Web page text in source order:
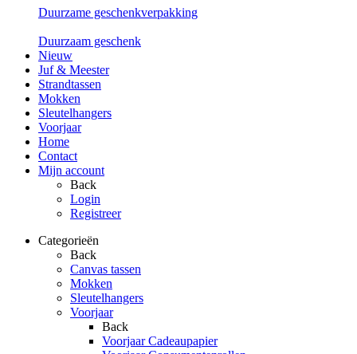
Duurzame geschenkverpakking
Duurzaam geschenk
Nieuw
Juf & Meester
Strandtassen
Mokken
Sleutelhangers
Voorjaar
Home
Contact
Mijn account
Back
Login
Registreer
Categorieën
Back
Canvas tassen
Mokken
Sleutelhangers
Voorjaar
Back
Voorjaar Cadeaupapier